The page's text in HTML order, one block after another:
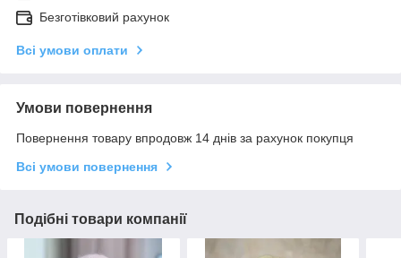
Безготівковий рахунок
Всі умови оплати
Умови повернення
Повернення товару впродовж 14 днів за рахунок покупця
Всі умови повернення
Подібні товари компанії